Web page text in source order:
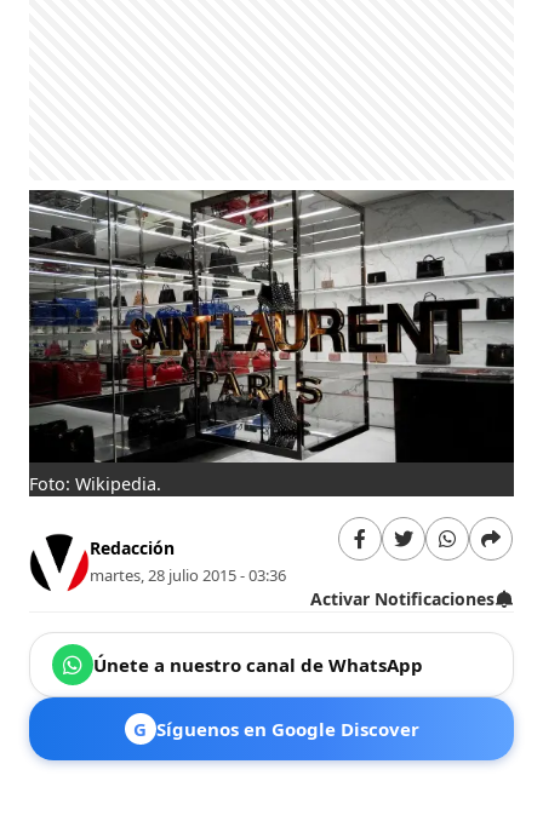
Foto: Wikipedia.
Redacción
martes, 28 julio 2015 - 03:36
Activar Notificaciones
Únete a nuestro canal de WhatsApp
G Síguenos en Google Discover